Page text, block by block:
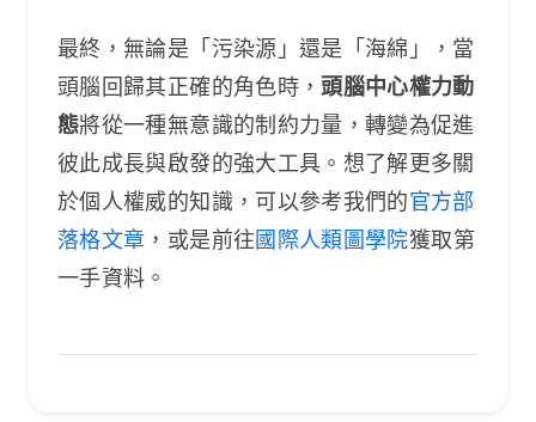
最終，無論是「污染源」還是「海綿」，當
頭腦回歸其正確的角色時，頭腦中心權力動
態將從一種無意識的制約力量，轉變為促進
彼此成長與啟發的強大工具。想了解更多關
於個人權威的知識，可以參考我們的官方部
落格文章 ，或是前往國際人類圖學院獲取第
一手資料。